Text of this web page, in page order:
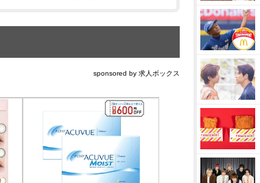
sponsored by 求人ボックス